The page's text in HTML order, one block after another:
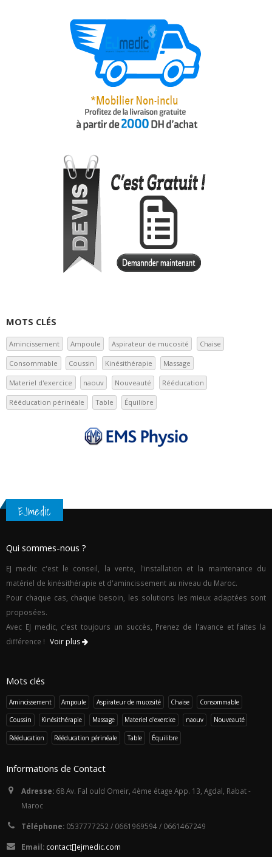
MOTS CLÉS
Amincissement Ampoule Aspirateur de mucosité Chaise
Consommable Coussin Kinésithérapie Massage
Materiel d'exercice naouv Nouveauté Rééducation
Rééducation périnéale Table Équilibre
EJmedic
Qui sommes-nous ?
EJ medic c'est le conseil, la vente, l'installation et la maintenance du
matériel de kinésithérapie et d'amincissement au niveau du Maroc.
Pour chaque cas, chaque besoin, les solutions les mieux adaptées sont
proposées.
Avec EJ medic, c'est toujours un succès, Prenez de l'avance et faites la
différence ! Voir plus
Mots clés
Amincissement Ampoule Aspirateur de mucosité Chaise Consommable
Coussin Kinésithérapie Massage Materiel d'exercice naouv Nouveauté
Rééducation Rééducation périnéale Table Équilibre
Informations de Contact
Adresse: 68 Av. Fal ould Omeir, 4ème étage App. 13, Agdal, Rabat -
Maroc
Téléphone: 0537777252 / 0661969594 / 0661467249
Email: contact[]ejmedic.com